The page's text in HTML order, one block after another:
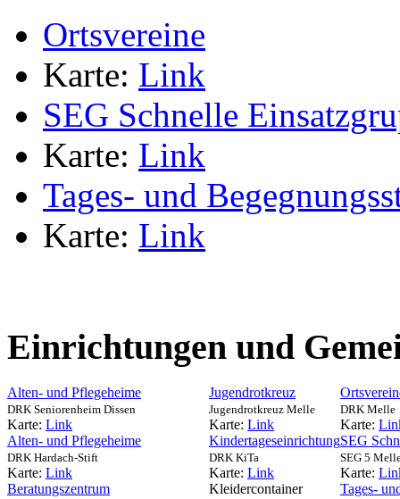
Ortsvereine
Karte: Link
SEG Schnelle
Karte: Link
Tages- und
Karte: Link
Einrichtungen und
Alten- und Pflegeheime
DRK Seniorenheim Dissen
Karte: Link
Jugendrotkreuz
Jugendrotkreuz Melle
Karte: Link
DRK Melle
Karte:
Alten- und Pflegeheime
DRK Hardach-Stift
Karte: Link
Kindertageseinrichtung
DRK KiTa
Karte: Link
SEG
SEG 5
Karte:
Beratungszentrum
Kleidercontainer Tages-